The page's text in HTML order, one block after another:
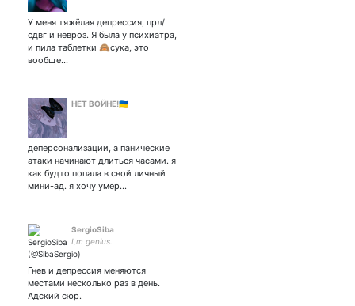
У меня тяжёлая депрессия, прл/
сдвг и невроз. Я была у психиатра,
и пила таблетки 🙈сука, это
вообще…
НЕТ ВОЙНЕ!🇺🇦
деперсонализации, а панические
атаки начинают длиться часами. я
как будто попала в свой личный
мини-ад. я хочу умер…
SergioSiba
I,m genius.
Гнев и депрессия меняются
местами несколько раз в день.
Адский сюр.